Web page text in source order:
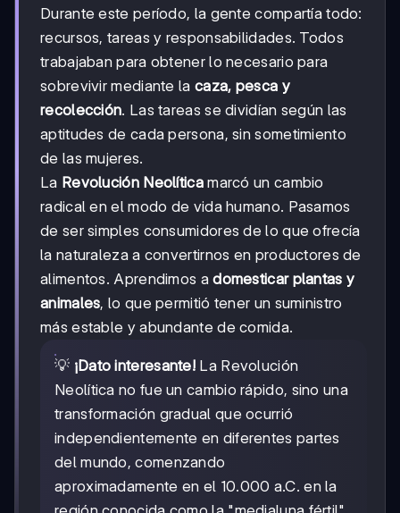
Durante este período, la gente compartía todo:
recursos, tareas y responsabilidades. Todos
trabajaban para obtener lo necesario para
sobrevivir mediante la caza, pesca y
recolección. Las tareas se dividían según las
aptitudes de cada persona, sin sometimiento
de las mujeres.
La Revolución Neolíticamarcó un cambio
radical en el modo de vida humano. Pasamos
de ser simples consumidores de lo que ofrecía
la naturaleza a convertirnos en productores de
alimentos. Aprendimos adomesticar plantas y
animales, lo que permitió tener un suministro
más estable y abundante de comida.
💡 ¡Dato interesante! La Revolución
Neolítica no fue un cambio rápido, sino una
transformación gradual que ocurrió
independientemente en diferentes partes
del mundo, comenzando
aproximadamente en el 10.000 a.C. en la